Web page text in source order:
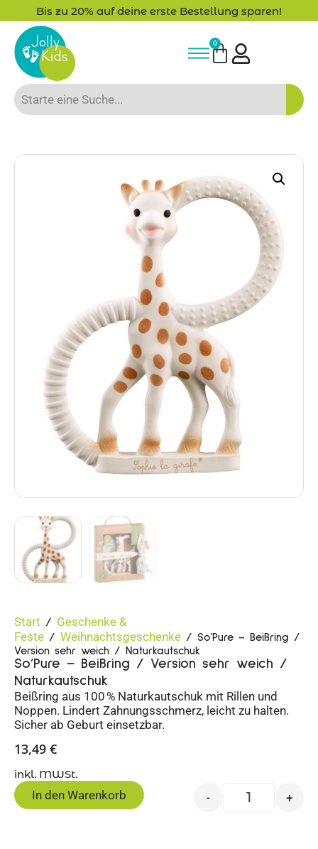
Bis zu 20% auf deine erste Bestellung sparen!
0
Start / Geschenke &
Feste / Weihnachtsgeschenke / So’Pure – Beißring /
Version sehr weich / Naturkautschuk
So’Pure – Beißring / Version sehr weich /
Naturkautschuk
Beißring aus 100 % Naturkautschuk mit Rillen und
Noppen. Lindert Zahnungsschmerz, leicht zu halten.
Sicher ab Geburt einsetzbar.
13,49 €
inkl. MWSt.
- +
In den Warenkorb